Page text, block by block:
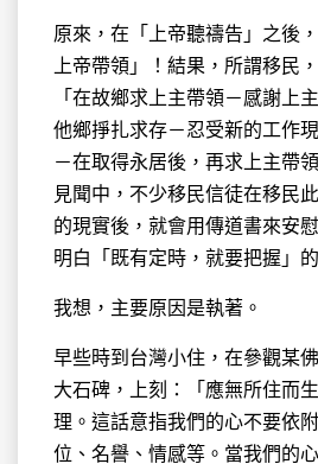
原來，在「上帝聽禱告」之後
上帝帶領」！結果，所謂移民
「在故鄉求上主帶領－感謝上
他鄉掙扎求存－忍受新的工作
－在取得永居後，再求上主帶
見聞中，不少移民信徒在移民
的現實後，就會用傳道書來安
明白「既有定時，就要把握」
我想，主要原因是執著。
早些時到台灣小住，在參觀某
大石碑，上刻：「應無所住而
理。這話意指我們的心不要依
位、名譽、情感等。當我們的